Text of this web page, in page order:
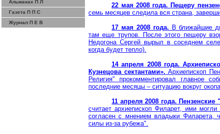
Альманах П Л
Газета П П С
Журнал П Е В
22 мая 2008 года. Пещеру
семь месяцев следила вся страна,
17 мая 2008 года. В ближайшие
там еще трупов. После этого пещеру
НедогонаСергей вырыл в соседнем селе
когда будет тепло).
14 апреля 2008 года.
Кузнецова сектантами». Архиепископ
Религия" прокомментировал главное
последние месяцы – ситуацию вокруг
11 апреля 2008 года.
считает архиепископ Филарет, ими
согласен с мнением владыки Филарета,
силы из-за рубежа".